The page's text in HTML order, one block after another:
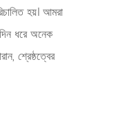
হয়। আমরা
ধরে অনেক
শ্রেষ্ঠত্বের